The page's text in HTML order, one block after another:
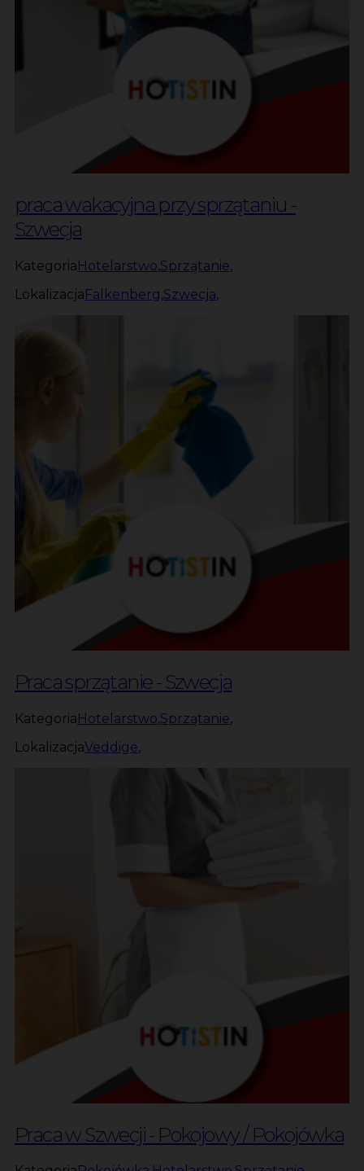
praca wakacyjna przy sprzątaniu -
Szwecja
KategoriaHotelarstwo,Sprzątanie,
LokalizacjaFalkenberg,Szwecja,
Praca sprzątanie - Szwecja
KategoriaHotelarstwo,Sprzątanie,
LokalizacjaVeddige,
Praca w Szwecji - Pokojowy / Pokojówka